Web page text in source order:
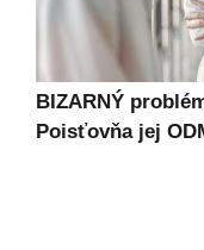
BIZARNÝ
Poisťovňa jej